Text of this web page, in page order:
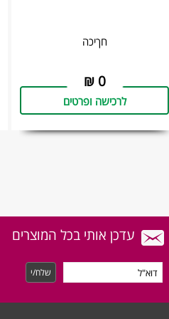
חךיכה
0
₪
לרכישה ופרטים
עדכן אותי בכל המוצרים